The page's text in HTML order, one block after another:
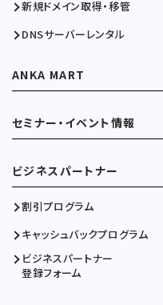
新規ドメイン取得・移管
DNSサーバーレンタル
ANKA MART
セミナー・イベント情報
ビジネスパートナー
割引プログラム
キャッシュバックプログラム
ビジネスパートナー
登録フォーム